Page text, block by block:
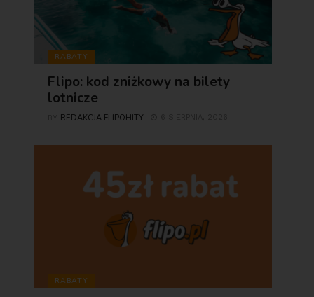
RABATY
Flipo: kod zniżkowy na bilety
lotnicze
REDAKCJA FLIPOHITY
RABATY